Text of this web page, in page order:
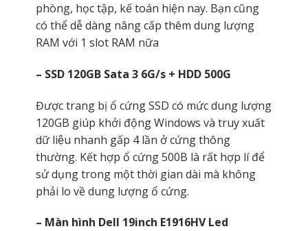
phòng, học tập, kế toán hiện nay. Bạn cũng
có thể dễ dàng nâng cấp thêm dung lượng
RAM với 1 slot RAM nữa
– SSD 120GB Sata 3 6G/s + HDD 500G
Được trang bị ổ cứng SSD có mức dung lượng
120GB giúp khởi động Windows và truy xuất
dữ liệu nhanh gấp 4 lần ở cứng thông
thường. Kết hợp ổ cứng 500B là rất hợp lí để
sử dụng trong một thời gian dài mà không
phải lo về dung lượng ổ cứng.
– Màn hình Dell 19inch E1916HV Led